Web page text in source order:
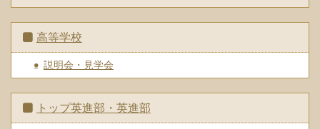
高等学校
説明会・見学会
トップ英進部・英進部